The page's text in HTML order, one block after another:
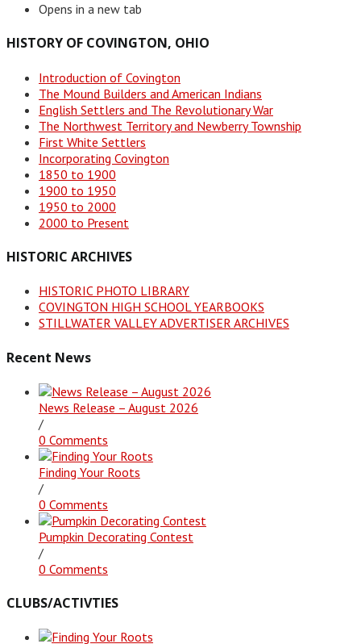
Opens in a new tab
HISTORY OF COVINGTON, OHIO
Introduction of Covington
The Mound Builders and American Indians
English Settlers and The Revolutionary War
The Northwest Territory and Newberry Township
First White Settlers
Incorporating Covington
1850 to 1900
1900 to 1950
1950 to 2000
2000 to Present
HISTORIC ARCHIVES
HISTORIC PHOTO LIBRARY
COVINGTON HIGH SCHOOL YEARBOOKS
STILLWATER VALLEY ADVERTISER ARCHIVES
Recent News
News Release – August 2026
/
0 Comments
Finding Your Roots
/
0 Comments
Pumpkin Decorating Contest
/
0 Comments
CLUBS/ACTIVTIES